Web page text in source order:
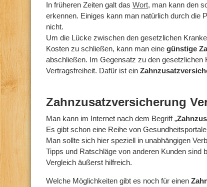
In früheren Zeiten galt das Wort, man kann den
erkennen. Einiges kann man natürlich durch die
nicht.
Um die Lücke zwischen den gesetzlichen
Kosten zu schließen, kann man eine günstige
abschließen. Im Gegensatz zu den gesetzlichen
Vertragsfreiheit. Dafür ist ein
Zahnzusatzversicherung
Man kann im Internet nach dem Begriff „
Es gibt schon eine Reihe von
Man sollte sich hier speziell in unabhängigen
Tipps und Ratschläge von anderen Kunden sind
Vergleich äußerst hilfreich.
Welche Möglichkeiten gibt es noch für einen